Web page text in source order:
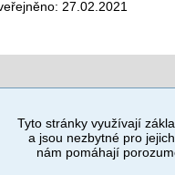
27.02.2021
2012–2019 MČ Praha 8
Tyto stránky využívají
a jsou nezbytné pro
nám pomáhají